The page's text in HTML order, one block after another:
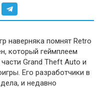
наверняка помнят Retro
который геймплеем
Grand Theft Auto и
Его разработчики в
и недавно